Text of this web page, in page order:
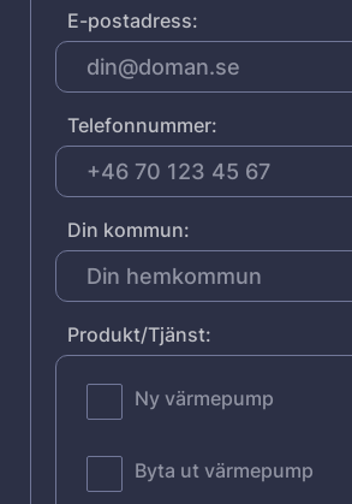
E-postadress:
Telefonnummer:
Din kommun:
Produkt/Tjänst:
Ny värmepump
Byta ut värmepump